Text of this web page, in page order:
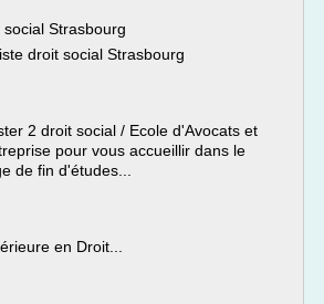
Strasbourg
droit social Strasbourg
2 droit social / Ecole d'Avocats et
pour vous accueillir dans le
de fin d'études...
en Droit...